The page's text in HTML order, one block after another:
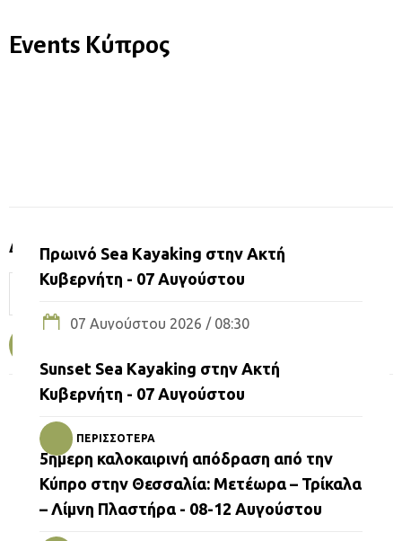
Events Κύπρος
Δραστηριότητα
Πρωινό Sea Kayaking στην Ακτή
Κυβερνήτη - 07 Αυγούστου
07 Αυγούστου 2026 / 08:30
ΠΕΡΙΣΣΌΤΕΡΑ
Sunset Sea Kayaking στην Ακτή
Κυβερνήτη - 07 Αυγούστου
07 Αυγούστου 2026 / 18:30
5ήμερη καλοκαιρινή απόδραση από την
Κύπρο στην Θεσσαλία: Μετέωρα – Τρίκαλα
– Λίμνη Πλαστήρα - 08-12 Αυγούστου